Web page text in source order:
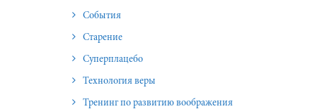
События
Старение
Суперплацебо
Технология веры
Тренинг по развитию воображения